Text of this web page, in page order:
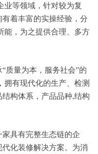
业等领域，针对较为复
着丰富的实操经验，分
能，为之提供合理、多方
质量为本，服务社会”的
拥有现代化的生产、检测
构体系，产品品种,结构
具有完整生态链的企
化装修解决方案。为消